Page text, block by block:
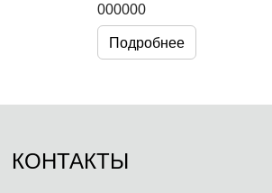
000000
Подробнее
КОНТАКТЫ